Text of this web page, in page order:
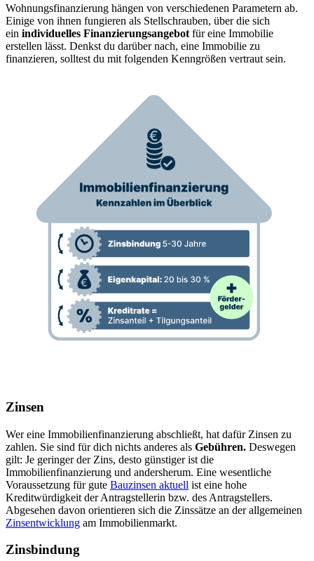
Wohnungsfinanzierung hängen von verschiedenen Parametern ab.
Einige von ihnen fungieren als Stellschrauben, über die sich
ein individuelles Finanzierungsangebot für eine Immobilie
erstellen lässt. Denkst du darüber nach, eine Immobilie zu
finanzieren, solltest du mit folgenden Kenngrößen vertraut sein.
Zinsen
Wer eine Immobilienfinanzierung abschließt, hat dafür Zinsen zu
zahlen. Sie sind für dich nichts anderes als Gebühren. Deswegen
gilt: Je geringer der Zins, desto günstiger ist die
Immobilienfinanzierung und andersherum. Eine wesentliche
Voraussetzung für gute Bauzinsen aktuell ist eine hohe
Kreditwürdigkeit der Antragstellerin bzw. des Antragstellers.
Abgesehen davon orientieren sich die Zinssätze an der allgemeinen
Zinsentwicklung am Immobilienmarkt.
Zinsbindung